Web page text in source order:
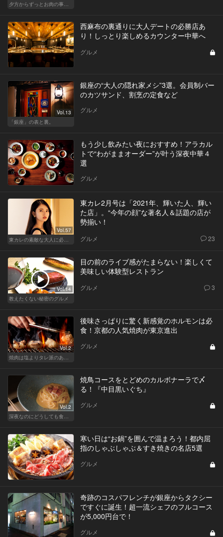
夕方からずっとお肉の事を考えてる貴方へ
西麻布の裏通りに大人デートの必勝店あ
り！しっとり楽しめるカウンター中華へ
グルメ
Vol.13
「銀座」の表と裏。
銀座の“大人の隠れ家メシ”3選。会員制バー
のカツサンド、割烹の定食など
グルメ
もう少し飲みたい夜におすすめ！アラカル
トで“わがままオーダー”が叶う深夜中華４
選
グルメ
Vol.57
東カレの素敵な大人に必要なこと
東カレ2月号は「2021年、輝いた人、輝い
た店」。“今年の顔”な著名人＆話題の店が
勢揃い！
グルメ 23
Vol.14
教えたくない秘密のグルメ
目の前のライブ感がたまらない！楽しくて
美味しい体験型レストラン
グルメ 3
Vol.2
焼肉は塩よりタレ派のあなたへ！白米が欲しくなる！
後味さっぱりに驚く新感覚のホルモンは必
食！京都の人気焼肉が東京進出
グルメ
Vol.2
深夜なのにどうしても食べたい！背徳の麺
焼鳥コースをとどめのカルボナーラで〆
る！『中目黒いぐち』
グルメ
寒い日は“お鍋”を囲んで温まろう！都内屈
指のしゃぶしゃぶ＆すき焼きの名店5選
グルメ
奇跡のコスパフレンチが銀座からタクシー
ですぐに誕生！超一流シェフのフルコース
が5,000円台で！
グルメ